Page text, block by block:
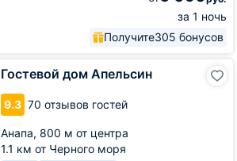
за 1 ночь
Получите305 бонусов
Гостевой дом Апельсин
9.3 70 отзывов гостей
Анапа, 800 м от центра
1.1 км от Черного моря